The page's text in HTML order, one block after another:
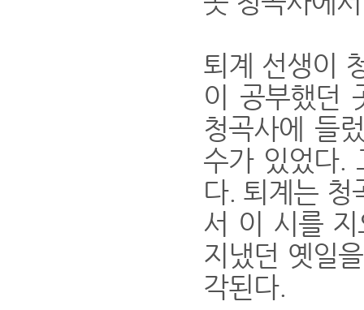
퇴계 선생이
이 공부했던
청곡사에 들
수가 있었다.
다. 퇴계는 청
서 이 시를
지냈던 옛일
각된다.